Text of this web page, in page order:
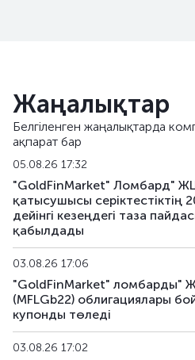
MFLGb23
MFLGb24
MFLGb25
MFLGb26
MFLGb27
MFLGb28
Жаңалықтар
Белгіленген жаңалықтарда
ақпарат бар
05.08.26 17:32
"GoldFinMarket" Ломбард"
қатысушысы
дейінгі кезеңдегі таза
қабылдады
03.08.26 17:06
"GoldFinMarket" ломбарды"
(MFLGb22) облигациялары
купонды төледі
03.08.26 17:02